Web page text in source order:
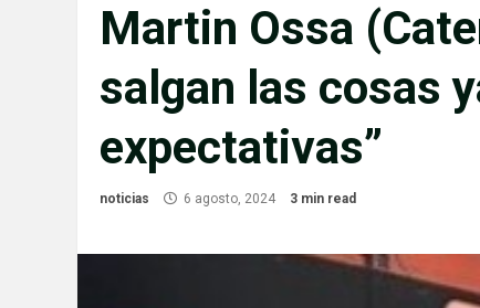
Martin Ossa
salgan las cosas
expectativas”
noticias 6 agosto, 2024 3 min read